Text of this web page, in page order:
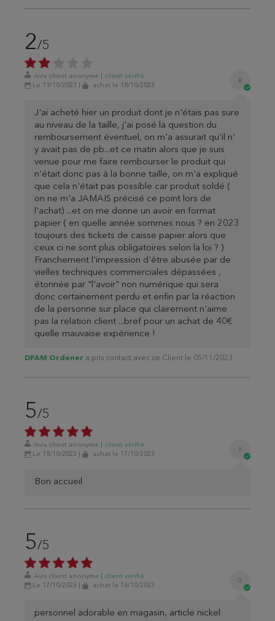
2/5
Avis client anonyme client vérifié
Le 19/10/2023
achat le 18/10/2023
B
J'ai acheté hier un produit dont je n'étais pas sure
au niveau de la taille, j'ai posé la question du
remboursement éventuel, on m'a assurait qu'il n'
y avait pas de pb...et ce matin alors que je suis
venue pour me faire rembourser le produit qui
n'était donc pas à la bonne taille, on m'a expliqué
que cela n'était pas possible car produit soldé (
on ne m'a JAMAIS précisé ce point lors de
l'achat) ...et on me donne un avoir en format
papier ( en quelle année sommes nous ? en 2023
toujours des tickets de caisse papier alors que
ceux ci ne sont plus obligatoires selon la loi ? )
Franchement l'impression d'être abusée par de
vielles techniques commerciales dépassées ,
étonnée par "l'avoir" non numérique qui sera
donc certainement perdu et enfin par la réaction
de la personne sur place qui clairement n'aime
pas la relation client ...bref pour un achat de 40€
quelle mauvaise expérience !
DPAM Ordener a pris contact avec ce Client le 05/11/2023
5/5
Avis client anonyme client vérifié
Le 18/10/2023
achat le 17/10/2023
V
Bon accueil
5/5
Avis client anonyme client vérifié
Le 17/10/2023
achat le 16/10/2023
G
personnel adorable en magasin, article nickel